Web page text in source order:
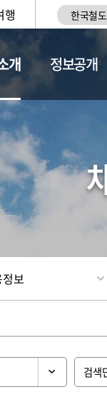
행 한국철
개 정보공개
보